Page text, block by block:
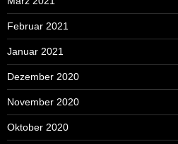
Februar 2021
Januar 2021
Dezember 2020
November 2020
Oktober 2020